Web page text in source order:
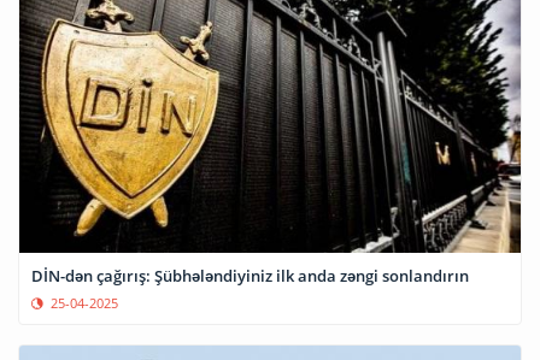
DİN-dən çağırış: Şübhələndiyiniz ilk anda zəngi sonlandırın
25-04-2025